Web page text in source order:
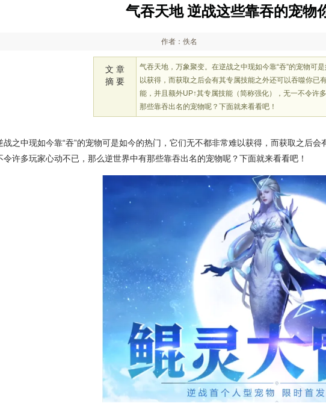
气吞天地 逆战这些靠吞的宠物
作者：佚名
文 章
摘 要
气吞天地，万象聚变。在逆战之中现如今靠“吞”的宠物可
以获得，而获取之后会有其专属技能之外还可以吞噬你已
能，并且额外UP↑其专属技能（简称强化），无一不令许
那些靠吞出名的宠物呢？下面就来看看吧！
之中现如今靠“吞”的宠物可是如今的热门，它们无不都非常难以获得，而获取之后
令许多玩家心动不已，那么逆世界中有那些靠吞出名的宠物呢？下面就来看看吧！